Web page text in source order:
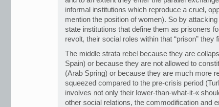
informal institutions which reproduce a cruel,
mention the position of women). So by
state institutions that define them as prisoners
revolt, their social roles within that “prison” they
The middle strata rebel because they are
Spain) or because they are not allowed to
(Arab Spring) or because they are much more
squeezed compared to the pre-crisis period
involves not only their lower-than-what-it-«
other social relations, the commodification and